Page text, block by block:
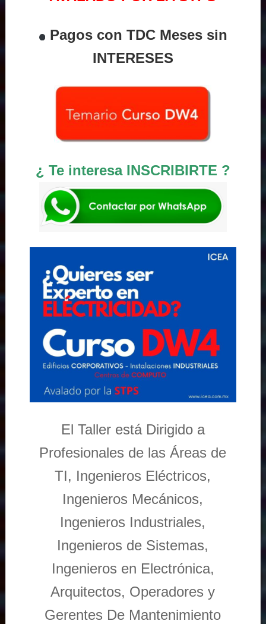
Pagos con TDC Meses sin
INTERESES
¿ Te interesa INSCRIBIRTE ?
El Taller está Dirigido a
Profesionales de las Áreas de
TI, Ingenieros Eléctricos,
Ingenieros Mecánicos,
Ingenieros Industriales,
Ingenieros de Sistemas,
Ingenieros en Electrónica,
Arquitectos, Operadores y
Gerentes De Mantenimiento